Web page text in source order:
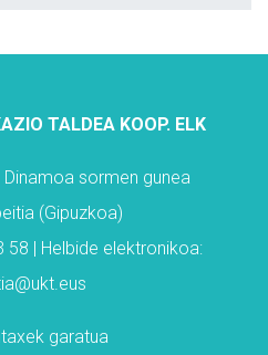
TALDEA KOOP. ELK
sormen gunea
(Gipuzkoa)
58 | Helbide elektronikoa:
garatua